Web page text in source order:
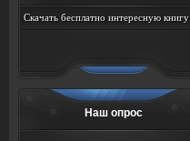
Скачать бесплатно интересную книгу
Наш опрос